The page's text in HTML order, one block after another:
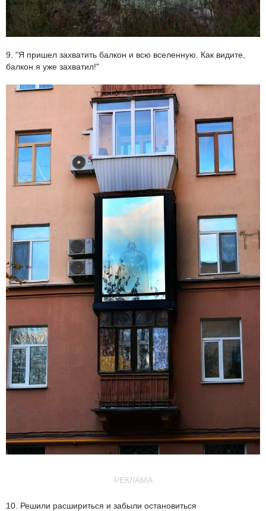
9. "Я пришел захватить балкон и всю вселенную. Как видите,
балкон я уже захватил!"
РЕКЛАМА
10. Решили расшириться и забыли остановиться